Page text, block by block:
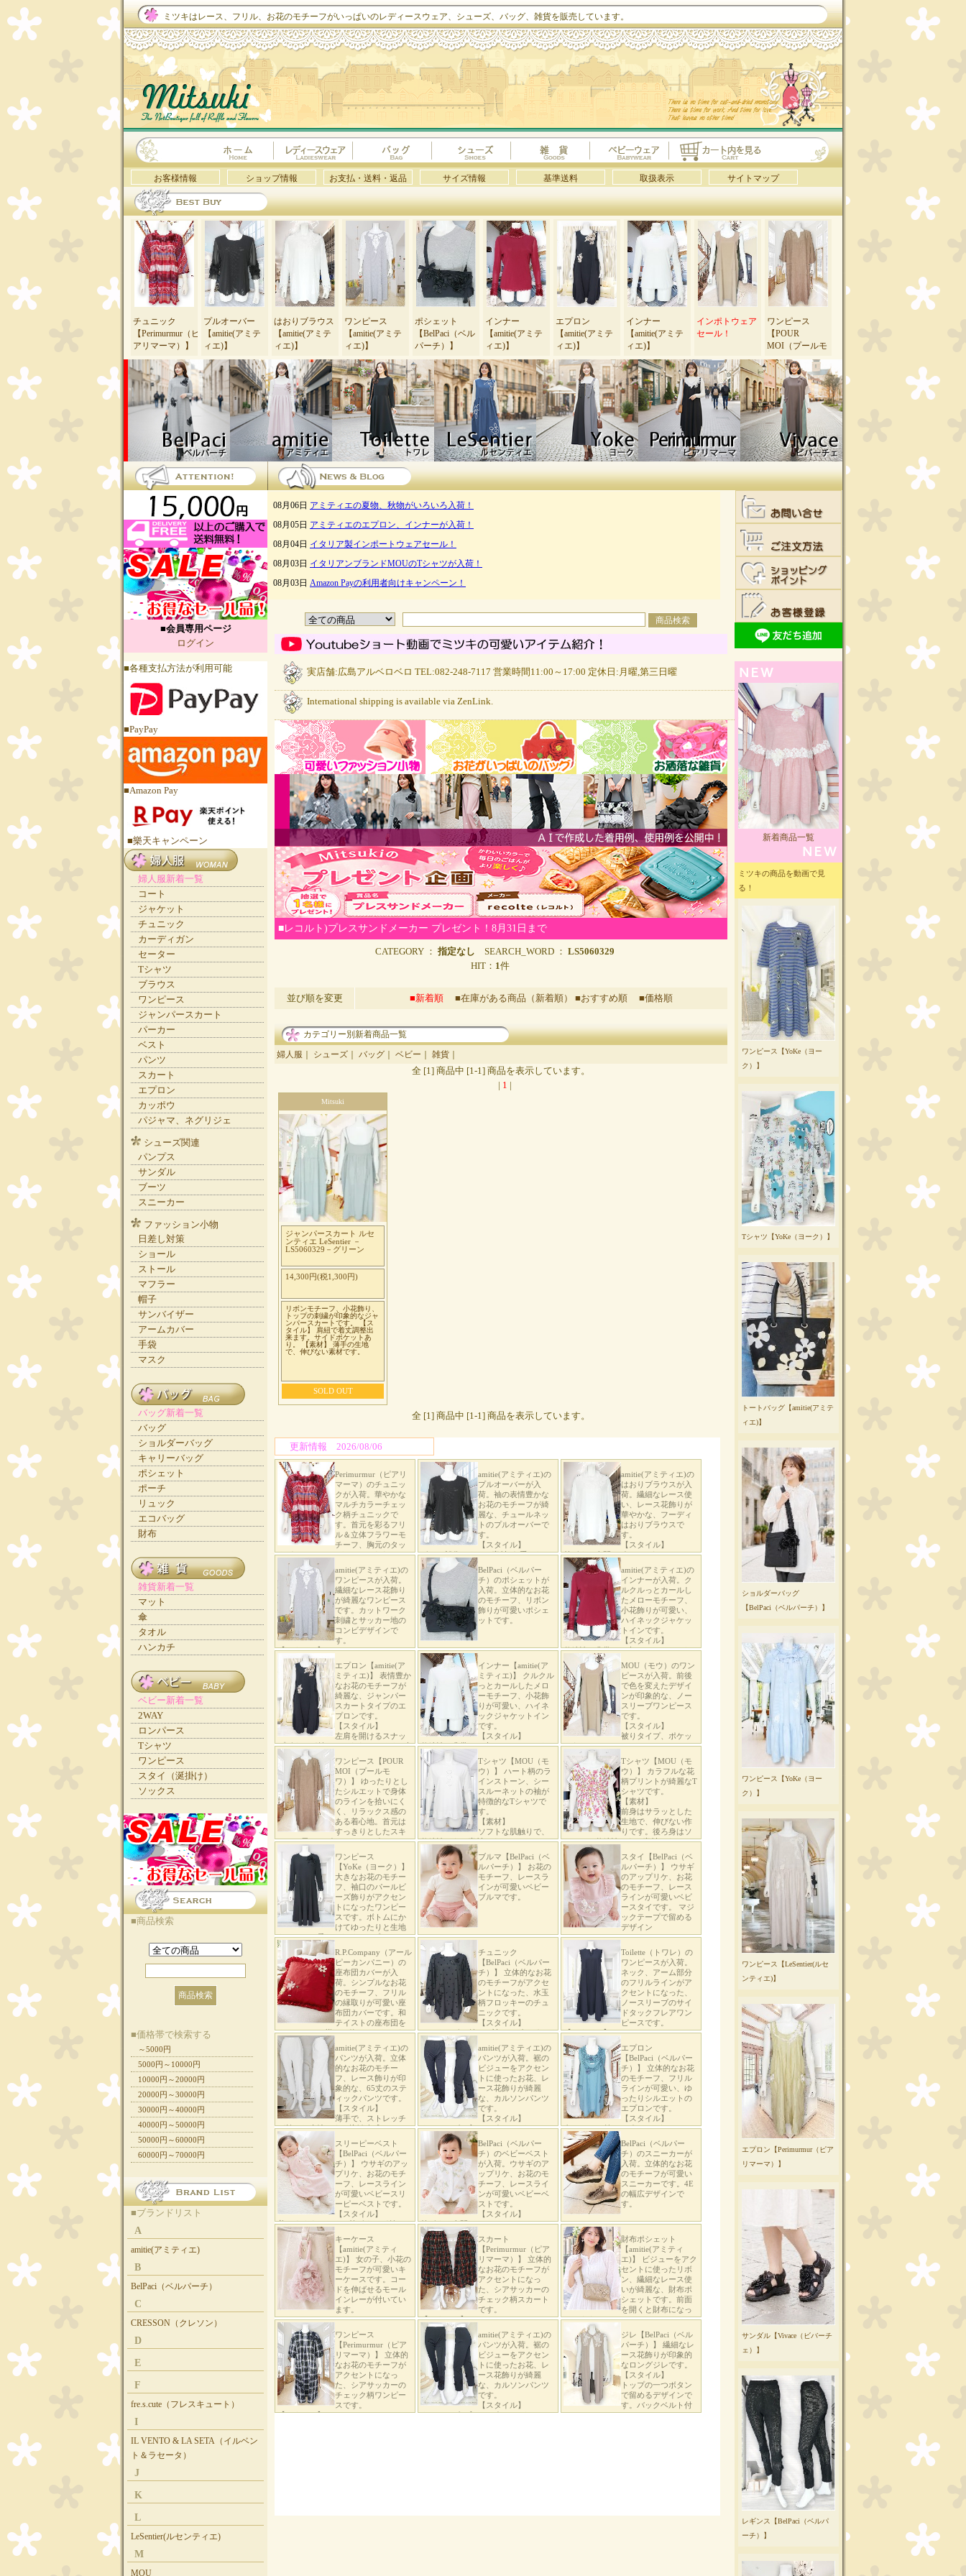
ミツキはレース、フリル、お花のモチーフがいっぱいのレディースウェア、シューズ、バッグ、雑貨を販売しています。
お客様情報 ショップ情報 お支払・送料・返品 サイズ情報 基準送料 取扱表示 サイトマップ
■会員専用ページ
ログイン
実店舗:広島アルベロベロ TEL:082-248-7117 営業時間11:00～17:00 定休日:月曜,第三日曜
International shipping is available via ZenLink.
■レコルト)プレスサンドメーカー プレゼント！8月31日まで
CATEGORY ： 指定なし SEARCH_WORD ： LS5060329
HIT： 1件
並び順を変更 ■新着順 ■在庫がある商品（新着順） ■おすすめ順 ■価格順
カテゴリー別新着商品一覧
婦人服
シューズ バッグ ベビー 雑貨
全 [1] 商品中 [1-1] 商品を表示しています。
| 1 |
Mitsuki
ジャンパースカート ルセ
ンティエ LeSentier －
LS5060329－グリーン
14,300円(税1,300円)
リボンモチーフ、小花飾り、
トップの刺繍が印象的なジャ
ンパースカートです。 【ス
タイル】 肩紐で着丈調整出
来ます。サイドポケットあ
り。 【素材】 薄手の生地
で、伸びない素材です。
SOLD OUT
全 [1] 商品中 [1-1] 商品を表示しています。
■各種支払方法が利用可能
■PayPay
■Amazon Pay
■樂天キャンペーン
婦人服新着一覧
コート
ジャケット
チュニック
カーディガン
セーター
Tシャツ
ブラウス
ワンピース
ジャンパースカート
パーカー
ベスト
パンツ
スカート
エプロン
カッポウ
パジャマ、ネグリジェ
シューズ関連
パンプス
サンダル
ブーツ
スニーカー
ファッション小物
日差し対策
ショール
ストール
マフラー
帽子
サンバイザー
アームカバー
手袋
マスク
バッグ新着一覧
バッグ
ショルダーバッグ
キャリーバッグ
ポシェット
ポーチ
リュック
エコバッグ
財布
雑貨新着一覧
マット
傘
タオル
ハンカチ
ベビー新着一覧
2WAY
ロンパース
Tシャツ
ワンピース
スタイ（涎掛け）
ソックス
■商品検索
■価格帯で検索する
～5000円
5000円～10000円
10000円～20000円
20000円～30000円
30000円～40000円
40000円～50000円
50000円～60000円
60000円～70000円
■ブランドリスト
A
amitie(アミティエ)
B
BelPaci（ベルパーチ）
C
CRESSON（クレソン）
D
E
F
fre.s.cute（フレスキュート）
I
IL VENTO & LA SETA（イルベン
ト＆ラセータ）
J
K
L
LeSentier(ルセンティエ)
M
MOU
新着商品一覧
ミツキの商品を動画で見
る！
ワンピース【YoKe（ヨー
ク）】
Tシャツ【YoKe（ヨーク）】
トートバッグ【amitie(アミテ
ィエ)】
ショルダーバッグ
【BelPaci（ベルパーチ）】
ワンピース【YoKe（ヨー
ク）】
ワンピース【LeSentier(ルセ
ンティエ)】
エプロン【Perimurmur（ピア
リマーマ）】
サンダル【Vivace（ビバーチ
ェ）】
レギンス【BelPaci（ベルパ
ーチ）】